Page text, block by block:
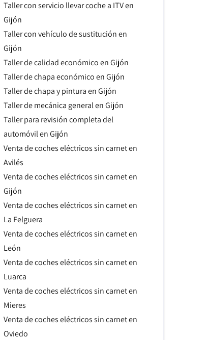
Taller con servicio llevar coche a ITV en
Gijón
Taller con vehículo de sustitución en
Gijón
Taller de calidad económico en Gijón
Taller de chapa económico en Gijón
Taller de chapa y pintura en Gijón
Taller de mecánica general en Gijón
Taller para revisión completa del
automóvil en Gijón
Venta de coches eléctricos sin carnet en
Avilés
Venta de coches eléctricos sin carnet en
Gijón
Venta de coches eléctricos sin carnet en
La Felguera
Venta de coches eléctricos sin carnet en
León
Venta de coches eléctricos sin carnet en
Luarca
Venta de coches eléctricos sin carnet en
Mieres
Venta de coches eléctricos sin carnet en
Oviedo